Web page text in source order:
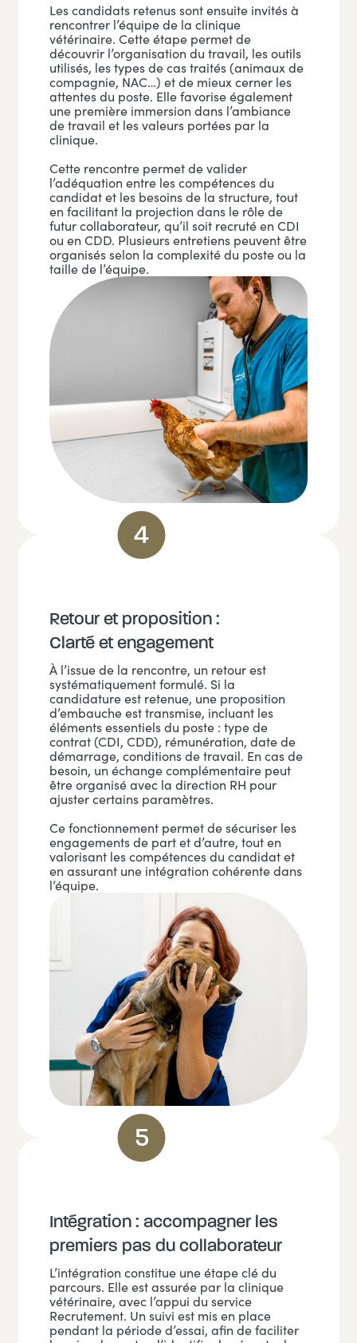
Les candidats retenus sont ensuite invités à
rencontrer l’équipe de la clinique
vétérinaire. Cette étape permet de
découvrir l’organisation du travail, les outils
utilisés, les types de cas traités (animaux de
compagnie, NAC…) et de mieux cerner les
attentes du poste. Elle favorise également
une première immersion dans l’ambiance
de travail et les valeurs portées par la
clinique.
Cette rencontre permet de valider
l’adéquation entre les compétences du
candidat et les besoins de la structure, tout
en facilitant la projection dans le rôle de
futur collaborateur, qu’il soit recruté en CDI
ou en CDD. Plusieurs entretiens peuvent être
organisés selon la complexité du poste ou la
taille de l’équipe.
Retour et proposition :
Clarté et engagement
À l’issue de la rencontre, un retour est
systématiquement formulé. Si la
candidature est retenue, une proposition
d’embauche est transmise, incluant les
éléments essentiels du poste : type de
contrat (CDI, CDD), rémunération, date de
démarrage, conditions de travail. En cas de
besoin, un échange complémentaire peut
être organisé avec la direction RH pour
ajuster certains paramètres.
Ce fonctionnement permet de sécuriser les
engagements de part et d’autre, tout en
valorisant les compétences du candidat et
en assurant une intégration cohérente dans
l’équipe.
Intégration : accompagner les
premiers pas du collaborateur
L’intégration constitue une étape clé du
parcours. Elle est assurée par la clinique
vétérinaire, avec l’appui du service
Recrutement. Un suivi est mis en place
pendant la période d’essai, afin de faciliter